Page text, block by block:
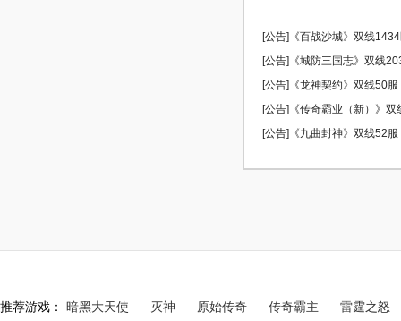
[公告]《百战沙城》双线
[公告]《城防三国志》双线
[公告]《龙神契约》双线50
[公告]《传奇霸业（新）》
[公告]《九曲封神》双线52
推荐游戏： 暗黑大天使 灭神 原始传奇 传奇霸主 雷霆之怒